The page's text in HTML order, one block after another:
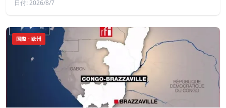
日付: 2026/8/7
国際・欧州